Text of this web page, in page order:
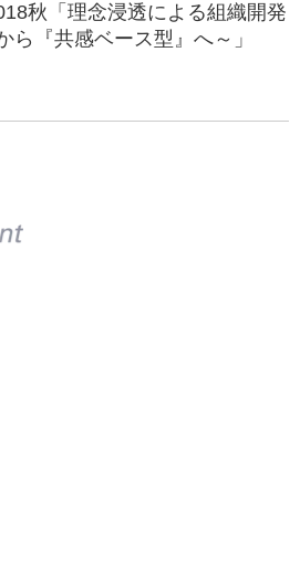
秋「理念浸透による組織開発
ら『共感ベース型』へ～」